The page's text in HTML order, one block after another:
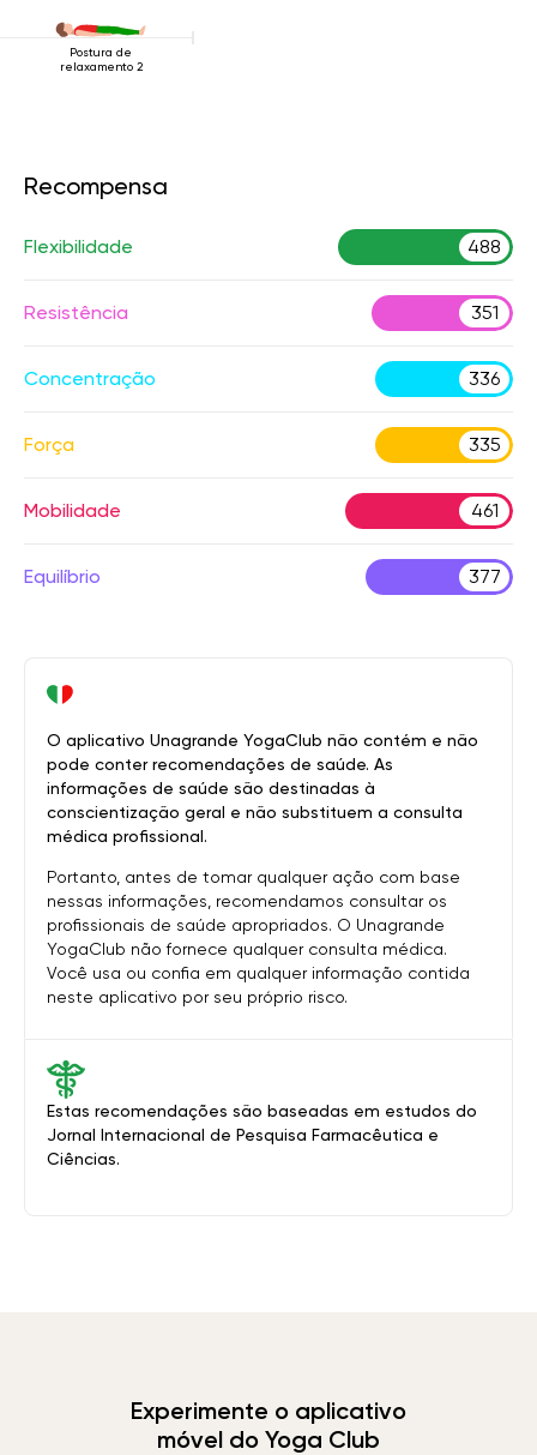
Postura de
relaxamento 2
Recompensa
Flexibilidade 488
Resistência 351
Concentração 336
Força 335
Mobilidade 461
Equilíbrio 377
Estas recomendações são baseadas em estudos do
Jornal Internacional de Pesquisa Farmacêutica e
Ciências.
O aplicativo Unagrande YogaClub não contém e não
pode conter recomendações de saúde. As
informações de saúde são destinadas à
conscientização geral e não substituem a consulta
médica profissional.
Portanto, antes de tomar qualquer ação com base
nessas informações, recomendamos consultar os
profissionais de saúde apropriados. O Unagrande
YogaClub não fornece qualquer consulta médica.
Você usa ou confia em qualquer informação contida
neste aplicativo por seu próprio risco.
Experimente o aplicativo
móvel do Yoga Club